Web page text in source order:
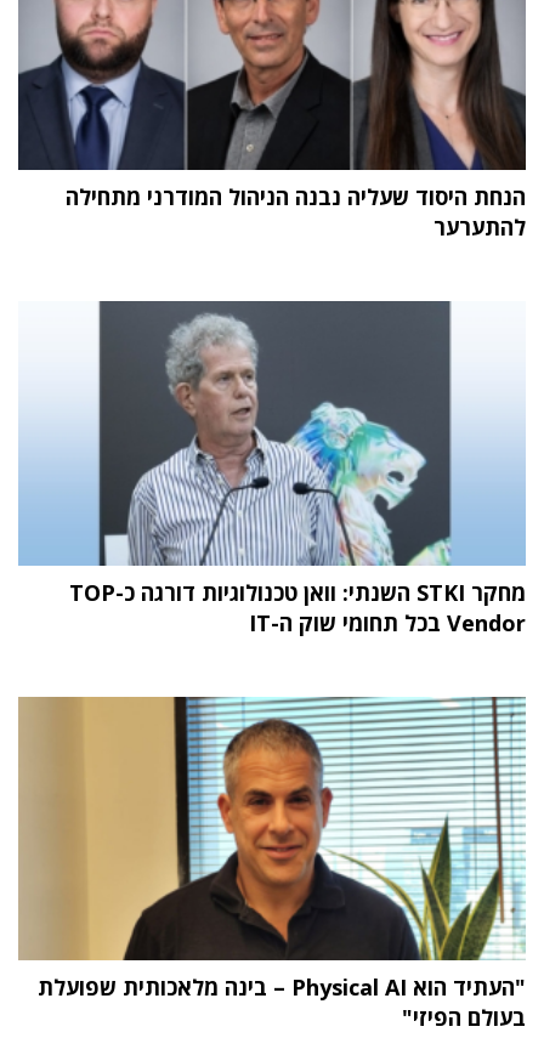
הנחת היסוד שעליה נבנה הניהול המודרני מתחילה
להתערער
מחקר STKI השנתי: וואן טכנולוגיות דורגה כ-TOP
Vendor בכל תחומי שוק ה-IT
"העתיד הוא Physical AI – בינה מלאכותית שפועלת
בעולם הפיזי"